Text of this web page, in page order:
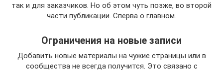
так и для заказчиков. Но об этом чуть позже, во второй
части публикации. Сперва о главном.
Ограничения на новые записи
Добавить новые материалы на чужие страницы или в
сообщества не всегда получится. Это связано с